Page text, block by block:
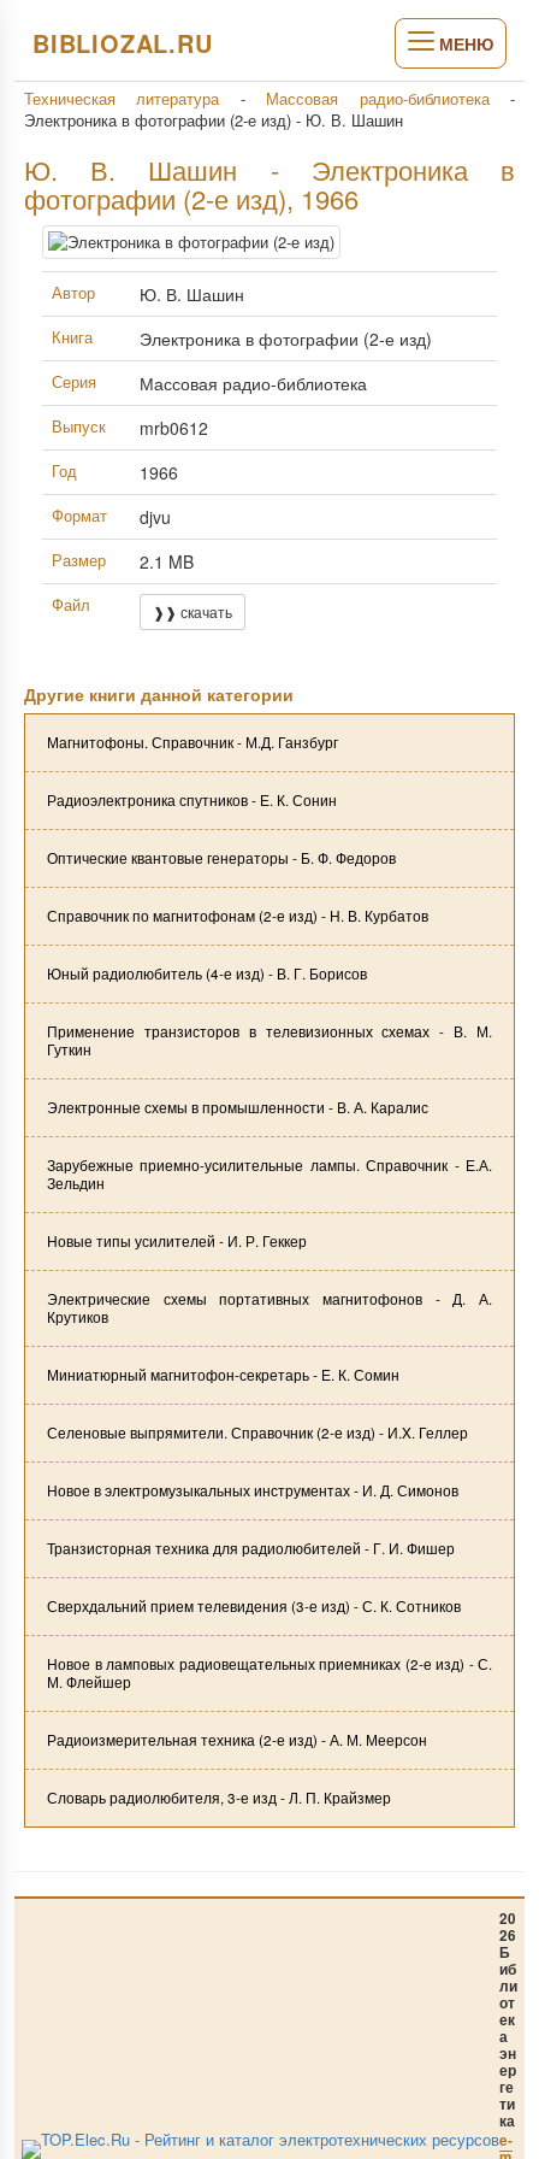
BIBLIOZAL.RU МЕНЮ
Техническая литература- Массовая радио-библиотека-
Электроника в фотографии (2-е изд) - Ю. В. Шашин
Ю. В. Шашин - Электроника в
фотографии (2-е изд), 1966
Автор Ю. В. Шашин
Книга Электроника в фотографии (2-е изд)
Серия Массовая радио-библиотека
Выпуск mrb0612
Год 1966
Формат djvu
Размер 2.1 MB
Файл ❱❱ скачать
Другие книги данной категории
Магнитофоны. Справочник - М.Д. Ганзбург
Радиоэлектроника спутников - Е. К. Сонин
Оптические квантовые генераторы - Б. Ф. Федоров
Справочник по магнитофонам (2-е изд) - Н. В. Курбатов
Юный радиолюбитель (4-е изд) - В. Г. Борисов
Применение транзисторов в телевизионных схемах - В. М.
Гуткин
Электронные схемы в промышленности - В. А. Каралис
Зарубежные приемно-усилительные лампы. Справочник - Е.А.
Зельдин
Новые типы усилителей - И. Р. Геккер
Электрические схемы портативных магнитофонов - Д. А.
Крутиков
Миниатюрный магнитофон-секретарь - Е. К. Сомин
Селеновые выпрямители. Справочник (2-е изд) - И.X. Геллер
Новое в электромузыкальных инструментах - И. Д. Симонов
Транзисторная техника для радиолюбителей - Г. И. Фишер
Сверхдальний прием телевидения (3-е изд) - С. К. Сотников
Новое в ламповых радиовещательных приемниках (2-е изд) - С.
М. Флейшер
Радиоизмерительная техника (2-е изд) - А. М. Меерсон
Словарь радиолюбителя, 3-е изд - Л. П. Крайзмер
20
26
Б
иб
ли
от
ек
а
эн
ер
ге
ти
ка
e-